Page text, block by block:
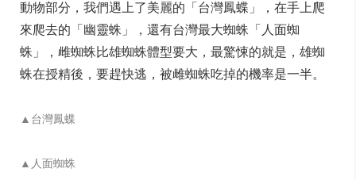
動物部分，我們遇上了美麗的「台灣鳳蝶」，在手上爬
來爬去的「幽靈蛛」，還有台灣最大蜘蛛「人面蜘
蛛」，雌蜘蛛比雄蜘蛛體型要大，最驚悚的就是，雄蜘
蛛在授精後，要趕快逃，被雌蜘蛛吃掉的機率是一半。
▲台灣鳳蝶
▲人面蜘蛛